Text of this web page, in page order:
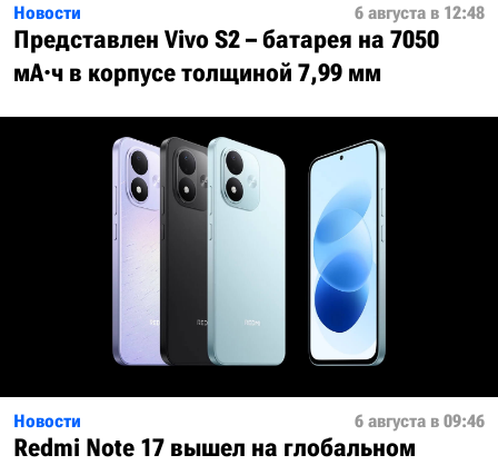
Новости 6 августа в 12:48
Представлен Vivo S2 – батарея на 7050
мА·ч в корпусе толщиной 7,99 мм
Новости 6 августа в 09:46
Redmi Note 17 вышел на глобальном